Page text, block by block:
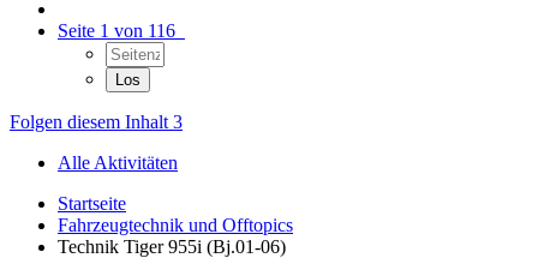
Seite 1 von 116
Folgen diesem Inhalt 3
Alle Aktivitäten
Startseite
Fahrzeugtechnik und Offtopics
Technik Tiger 955i (Bj.01-06)